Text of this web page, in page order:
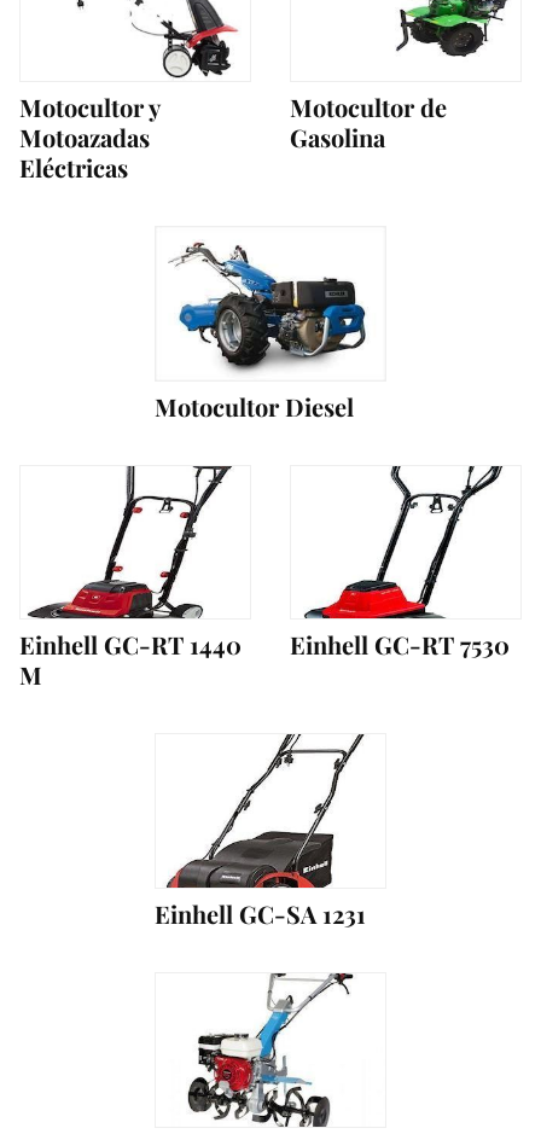
Motocultor y
Motoazadas
Eléctricas
Motocultor de
Gasolina
Motocultor Diesel
Einhell GC-RT 1440
M
Einhell GC-RT 7530
Einhell GC-SA 1231